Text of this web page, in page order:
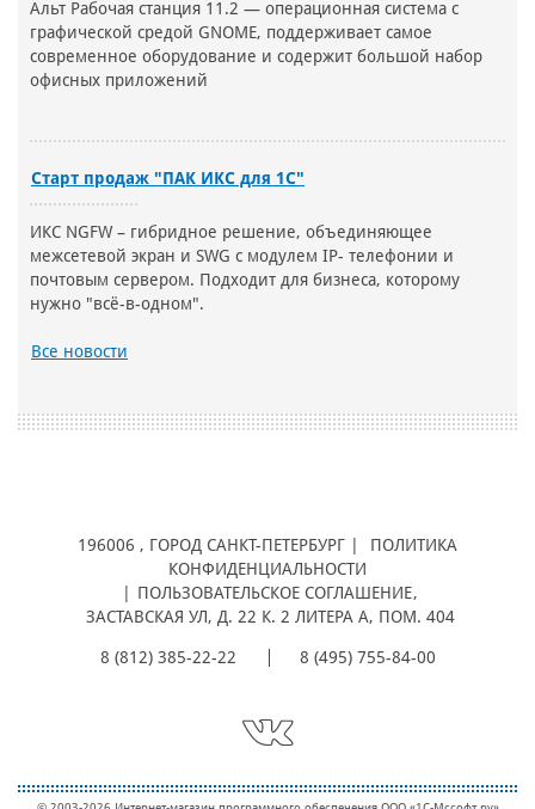
Альт Рабочая станция 11.2 — операционная система с
графической средой GNOME, поддерживает самое
современное оборудование и содержит большой набор
офисных приложений
Старт продаж "ПАК ИКС для 1С"
ИКС NGFW – гибридное решение, объединяющее
межсетевой экран и SWG с модулем IP- телефонии и
почтовым сервером. Подходит для бизнеса, которому
нужно "всё-в-одном".
Все новости
196006 , ГОРОД САНКТ-ПЕТЕРБУРГ |
ПОЛИТИКА
КОНФИДЕНЦИАЛЬНОСТИ
ПОЛЬЗОВАТЕЛЬСКОЕ СОГЛАШЕНИЕ,
ЗАСТАВСКАЯ УЛ, Д. 22 К. 2 ЛИТЕРА А, ПОМ. 404
8 (812) 385-22-22 8 (495) 755-84-00